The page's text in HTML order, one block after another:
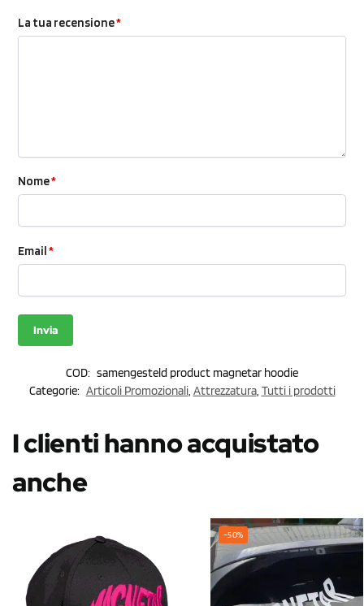
La tua recensione*
Nome*
Email*
COD: samengesteld product magnetar hoodie
Categorie: Articoli Promozionali, Attrezzatura, Tutti i prodotti
I clienti hanno acquistato
anche
-50%